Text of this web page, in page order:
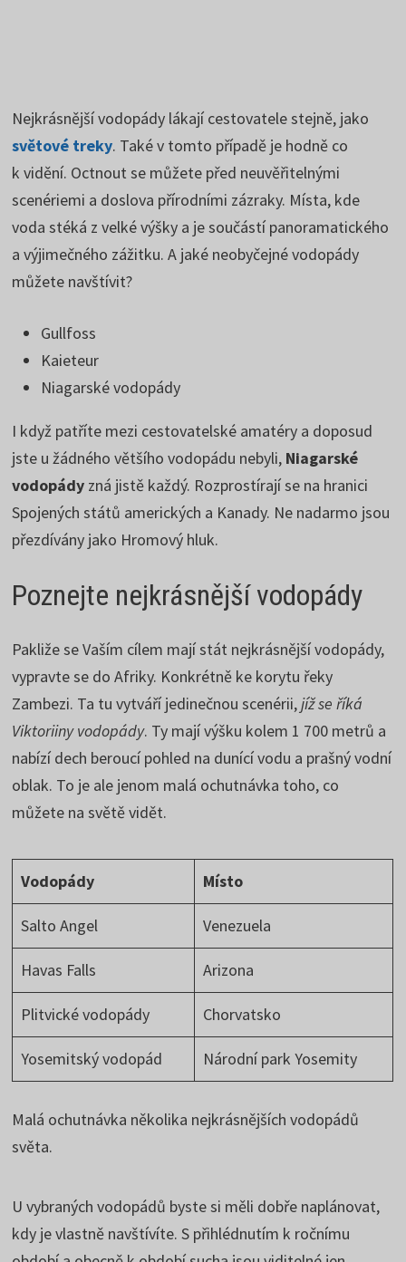
Nejkrásnější vodopády lákají cestovatele stejně, jako
světové treky. Také v tomto případě je hodně co
k vidění. Octnout se můžete před neuvěřitelnými
scenériemi a doslova přírodními zázraky. Místa, kde
voda stéká z velké výšky a je součástí panoramatického
a výjimečného zážitku. A jaké neobyčejné vodopády
můžete navštívit?
Gullfoss
Kaieteur
Niagarské vodopády
I když patříte mezi cestovatelské amatéry a doposud
jste u žádného většího vodopádu nebyli, Niagarské
vodopády zná jistě každý. Rozprostírají se na hranici
Spojených států amerických a Kanady. Ne nadarmo jsou
přezdívány jako Hromový hluk.
Poznejte nejkrásnější vodopády
Pakliže se Vaším cílem mají stát nejkrásnější vodopády,
vypravte se do Afriky. Konkrétně ke korytu řeky
Zambezi. Ta tu vytváří jedinečnou scenérii,jíž se říká
Viktoriiny vodopády. Ty mají výšku kolem 1 700 metrů a
nabízí dech beroucí pohled na dunící vodu a prašný vodní
oblak. To je ale jenom malá ochutnávka toho, co
můžete na světě vidět.
Vodopády Místo
Salto Angel Venezuela
Havas Falls Arizona
Plitvické vodopády Chorvatsko
Yosemitský vodopád Národní park Yosemity
Malá ochutnávka několika nejkrásnějších vodopádů
světa.
U vybraných vodopádů byste si měli dobře naplánovat,
kdy je vlastně navštívíte. S přihlédnutím k ročnímu